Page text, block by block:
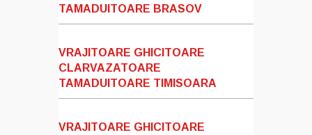
TAMADUITOARE BRASOV
VRAJITOARE GHICITOARE
CLARVAZATOARE
TAMADUITOARE TIMISOARA
VRAJITOARE GHICITOARE